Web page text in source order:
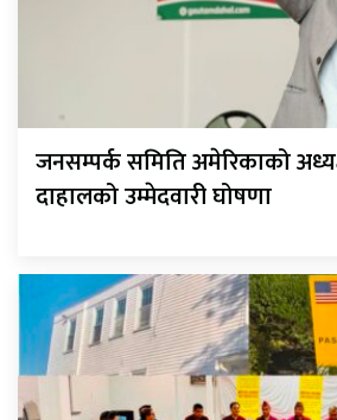
जनसम्पर्क समिति अमेरिकाको
दाहालको उम्मेदवारी घोषणा